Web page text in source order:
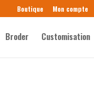
Boutique Mon compte
Broder Customisation